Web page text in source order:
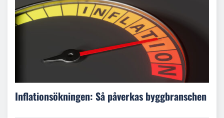
Inflationsökningen: Så påverkas byggbranschen